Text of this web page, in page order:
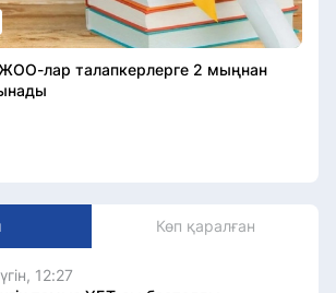
лар талапкерлерге 2 мыңнан
Көп қаралған
12:27